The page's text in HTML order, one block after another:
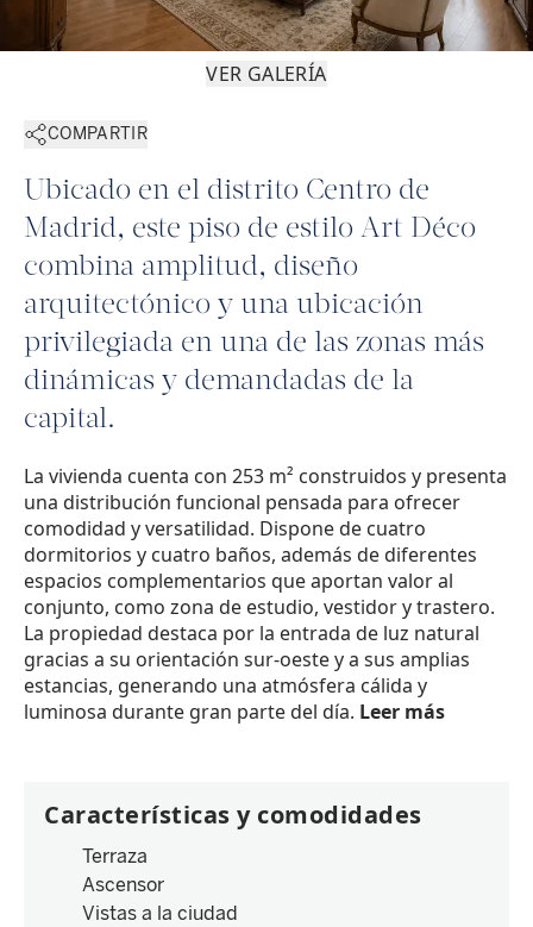
VER GALERÍA
COMPARTIR
Ubicado en el distrito Centro de
Madrid, este piso de estilo Art Déco
combina amplitud, diseño
arquitectónico y una ubicación
privilegiada en una de las zonas más
dinámicas y demandadas de la
capital.
La vivienda cuenta con 253 m² construidos y presenta
una distribución funcional pensada para ofrecer
comodidad y versatilidad. Dispone de cuatro
dormitorios y cuatro baños, además de diferentes
espacios complementarios que aportan valor al
conjunto, como zona de estudio, vestidor y trastero.
La propiedad destaca por la entrada de luz natural
gracias a su orientación sur-oeste y a sus amplias
estancias, generando una atmósfera cálida y
luminosa durante gran parte del día. Leer más
Características y comodidades
Terraza
Ascensor
Vistas a la ciudad